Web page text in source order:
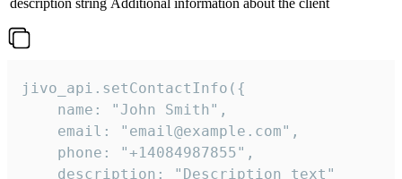
description string Additional information about the client
jivo_api.setContactInfo({
    name: "John Smith",
    email: "email@example.com",
    phone: "+14084987855",
    description: "Description text"